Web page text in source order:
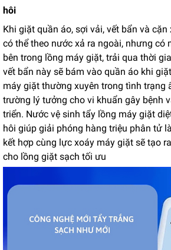
hôi
Khi giặt quần áo, sợi vải, vết bẩn và
có thể theo nước xả ra ngoài, nhưng có
bên trong lồng máy giặt, trải qua thời
vết bẩn này sẽ bám vào quần áo khi
máy giặt thường xuyên trong tình trạng
trường lý tưởng cho vi khuẩn gây bệnh
triển. Nước vệ sinh tẩy lồng máy giặt
hôi giúp giải phóng hàng triệu phân tử
kết hợp cùng lực xoáy máy giặt sẽ tạo
cho lồng giặt sạch tối ưu